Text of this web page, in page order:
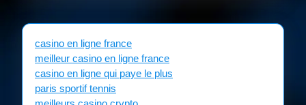
casino en ligne france
meilleur casino en ligne france
casino en ligne qui paye le plus
paris sportif tennis